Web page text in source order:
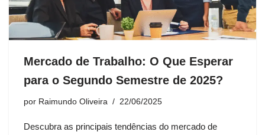
Mercado de Trabalho: O Que Esperar
para o Segundo Semestre de 2025?
por Raimundo Oliveira 22/06/2025
Descubra as principais tendências do mercado de